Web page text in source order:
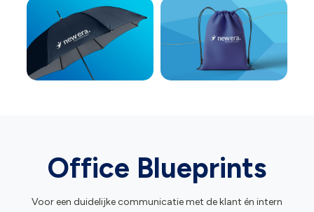
Office Blueprints
Voor een duidelijke communicatie met de klant én intern